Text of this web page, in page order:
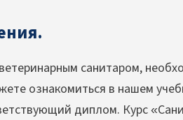
санитаром,
ознакомиться в нашем
диплом. Курс